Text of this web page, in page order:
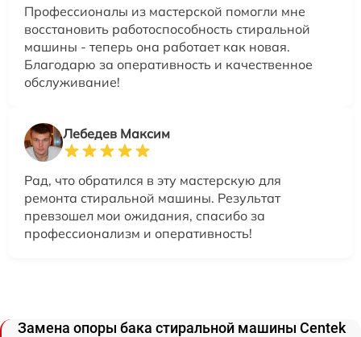
Профессионалы из мастерской помогли мне
восстановить работоспособность стиральной
машины - теперь она работает как новая.
Благодарю за оперативность и качественное
обслуживание!
Лебедев Максим
Рад, что обратился в эту мастерскую для
ремонта стиральной машины. Результат
превзошел мои ожидания, спасибо за
профессионализм и оперативность!
Замена опоры бака стиральной машины Centek